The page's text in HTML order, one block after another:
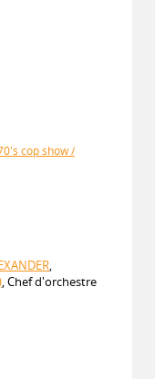
cop show /
,
, Chef d'orchestre